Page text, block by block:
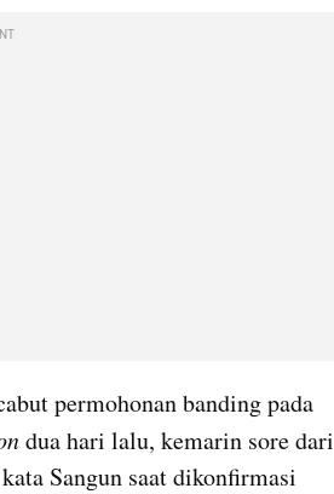
permohonan banding pada
dua hari lalu, kemarin sore dari
Sangun saat dikonfirmasi